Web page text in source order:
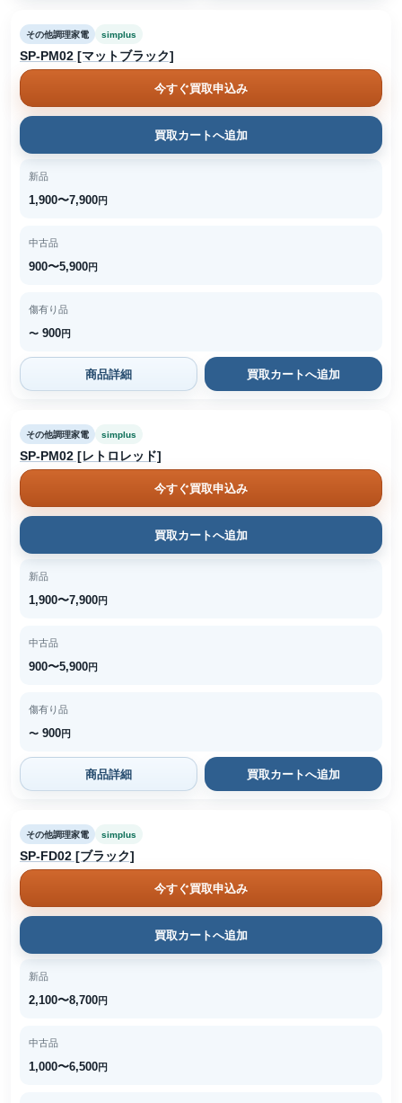
その他調理家電 simplus
SP-PM02 [マットブラック]
今すぐ買取申込み
買取カートへ追加
新品
1,900〜7,900円
中古品
900〜5,900円
傷有り品
〜 900円
商品詳細 買取カートへ追加
その他調理家電 simplus
SP-PM02 [レトロレッド]
今すぐ買取申込み
買取カートへ追加
新品
1,900〜7,900円
中古品
900〜5,900円
傷有り品
〜 900円
商品詳細 買取カートへ追加
その他調理家電 simplus
SP-FD02 [ブラック]
今すぐ買取申込み
買取カートへ追加
新品
2,100〜8,700円
中古品
1,000〜6,500円